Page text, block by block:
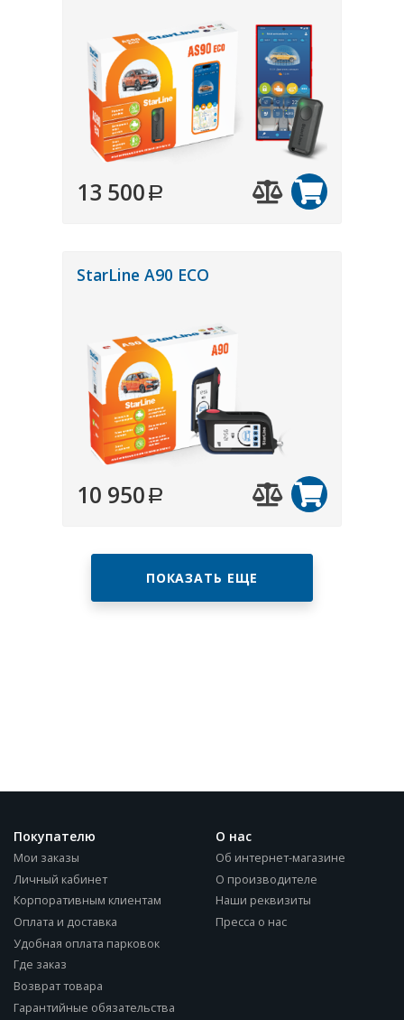
13 500
StarLine A90 ECO
10 950
ПОКАЗАТЬ ЕЩЕ
Покупателю
Мои заказы
Личный кабинет
Корпоративным клиентам
Оплата и доставка
Удобная оплата парковок
Где заказ
Возврат товара
Гарантийные обязательства
О нас
Об интернет-магазине
О производителе
Наши реквизиты
Пресса о нас